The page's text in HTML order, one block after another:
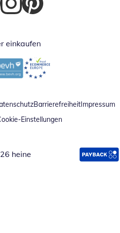
in neuem Fenster
Öffnet in neuem Fenster
Öffnet in neuem Fenster
einkaufen
neuem Fenster
Öffnet in neuem Fenster
BarrierefreiheitImpressum
Einstellungen
heine